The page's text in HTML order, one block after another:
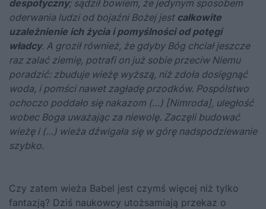
despotyczny; sądził bowiem, że jedynym sposobem
oderwania ludzi od bojaźni Bożej jest całkowite
uzależnienie ich życia i pomyślności od potęgi
władcy. A groził również, że gdyby Bóg chciał jeszcze
raz zalać ziemię, potrafi on już sobie przeciw Niemu
poradzić: zbuduje wieżę wyższą, niż zdoła dosięgnąć
woda, i pomści nawet zagładę przodków. Pospólstwo
ochoczo poddało się nakazom (…) [Nimroda], uległość
wobec Boga uważając za niewolę. Zaczęli budować
wieżę i (…) wieża dźwigała się w górę nadspodziewanie
szybko.
Czy zatem wieża Babel jest czymś więcej niż tylko
fantazją? Dziś naukowcy utożsamiają przekaz o